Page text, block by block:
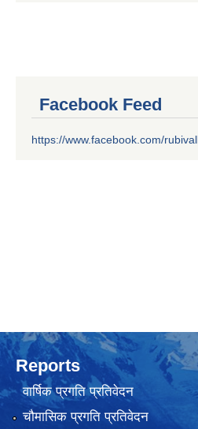
Facebook Feed
https://www.facebook.com/
Reports
वार्षिक प्रगति प्रतिवेदन
चौमासिक प्रगति प्रतिवेदन